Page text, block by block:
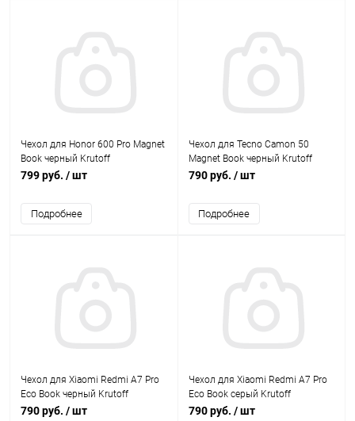
Чехол для Honor 600 Pro Magnet
Book черный Krutoff
799 руб. / шт
Подробнее
Чехол для Tecno Camon 50
Magnet Book черный Krutoff
790 руб. / шт
Подробнее
Чехол для Xiaomi Redmi A7 Pro
Eco Book черный Krutoff
790 руб. / шт
Чехол для Xiaomi Redmi A7 Pro
Eco Book серый Krutoff
790 руб. / шт